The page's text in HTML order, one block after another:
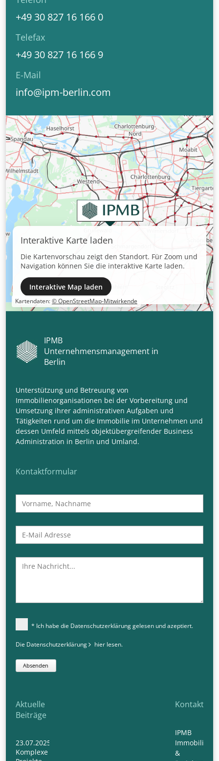
+49 30 827 16 166 0
Telefax
+49 30 827 16 166 9
E-Mail
info@ipm-berlin.com
Interaktive Karte laden
Die Kartenvorschau zeigt den Standort. Für Zoom und
Navigation können Sie die interaktive Karte laden.
Interaktive Map laden
Kartendaten:© OpenStreetMap-Mitwirkende
IPMB
Unternehmensmanagement in
Berlin
Unterstützung und Betreuung von
Immobilienorganisationen bei der Vorbereitung und
Umsetzung ihrer administrativen Aufgaben und
Tätigkeiten rund um die Immobilie im Unternehmen und
dessen Umfeld mittels objektübergreifender Business
Administration in Berlin und Umland.
Kontaktformular
* Ich habe die Datenschutzerklärung gelesen und azeptiert.
Die Datenschutzerklärung hier lesen.
Absenden
Aktuelle
Beiträge
23.07.2025
Komplexe
Kontakt
IPMB
Immobilien-
&